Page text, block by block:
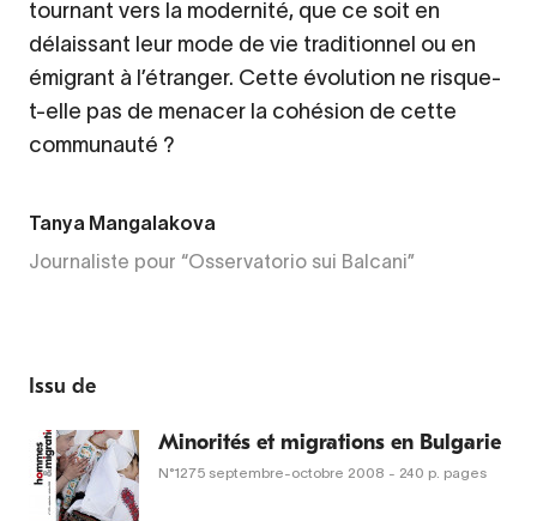
tournant vers la modernité, que ce soit en
délaissant leur mode de vie traditionnel ou en
émigrant à l’étranger. Cette évolution ne risque-
t-elle pas de menacer la cohésion de cette
communauté ?
Tanya Mangalakova
Journaliste pour “Osservatorio sui Balcani”
Issu de
Minorités et migrations en Bulgarie
N°1275 septembre-octobre 2008 - 240 p. pages